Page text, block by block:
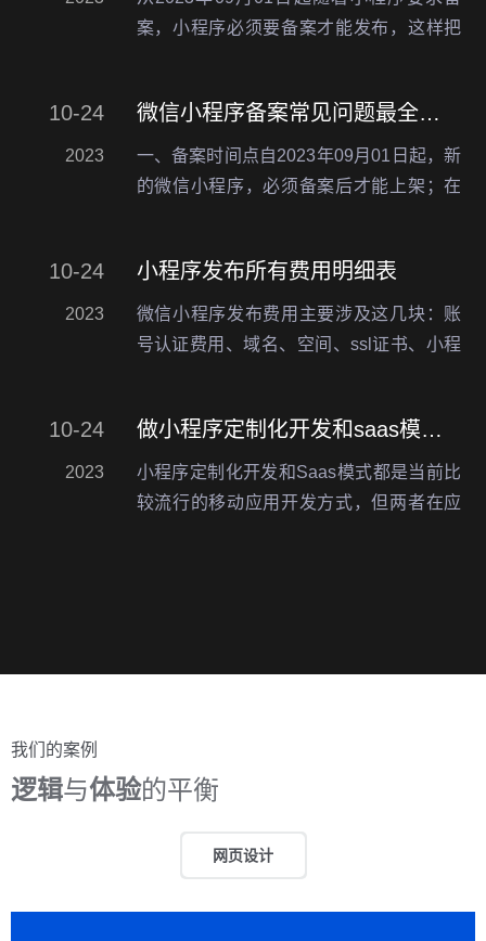
案，小程序必须要备案才能发布，这样把
场，如果你的小程序没有备案，可能直接
被封，接下来小编…
10-24 微信小程序备案常见问题最全的汇总
2023
一、备案时间点自2023年09月01日起，新
的微信小程序，必须备案后才能上架；在
小程序进行清退处理。微信小程序备…
10-24 小程序发布所有费用明细表
2023
微信小程序发布费用主要涉及这几块：账
号认证费用、域名、空间、ssl证书、小程
程序需要在微信公众平台上注册账号。需
要支付300…
10-24 做小程序定制化开发和saas模式比较
2023
小程序定制化开发和Saas模式都是当前比
较流行的移动应用开发方式，但两者在应
我们的案例
逻辑与体验的平衡
网页设计